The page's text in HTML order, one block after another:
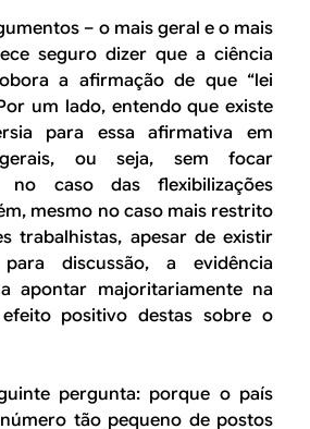
– o mais geral e o mais
seguro dizer que a ciência
a afirmação de que “lei
um lado, entendo que existe
para essa afirmativa em
ou seja, sem focar
no caso das flexibilizações
mesmo no caso mais restrito
trabalhistas, apesar de existir
discussão, a evidência
apontar majoritariamente na
positivo destas sobre o
pergunta: porque o país
tão pequeno de postos